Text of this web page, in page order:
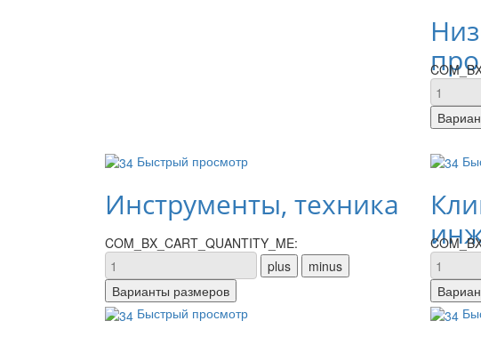
Быстрый просмотр
Инструменты, техника
COM_BX_CART_QUANTITY_ME:
Быстрый просмотр